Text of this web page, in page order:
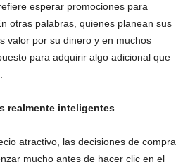
esperar promociones para
otras palabras, quienes planean sus
valor por su dinero y en muchos
para adquirir algo adicional que
realmente inteligentes
atractivo, las decisiones de compra
mucho antes de hacer clic en el